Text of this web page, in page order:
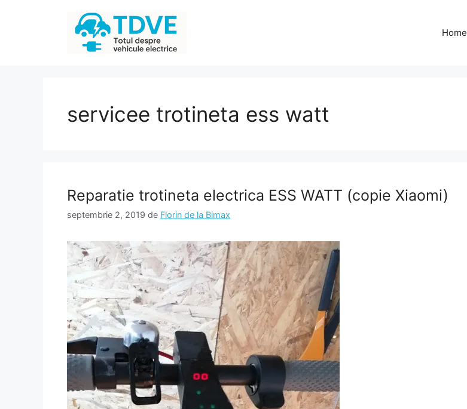
Home
servicee trotineta ess watt
Reparatie trotineta electrica ESS WATT (copie Xiaomi)
septembrie 2, 2019 de Florin de la Bimax